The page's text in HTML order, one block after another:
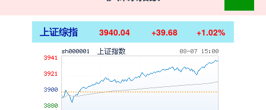
上证综指 3940.04 +39.68 +1.02%